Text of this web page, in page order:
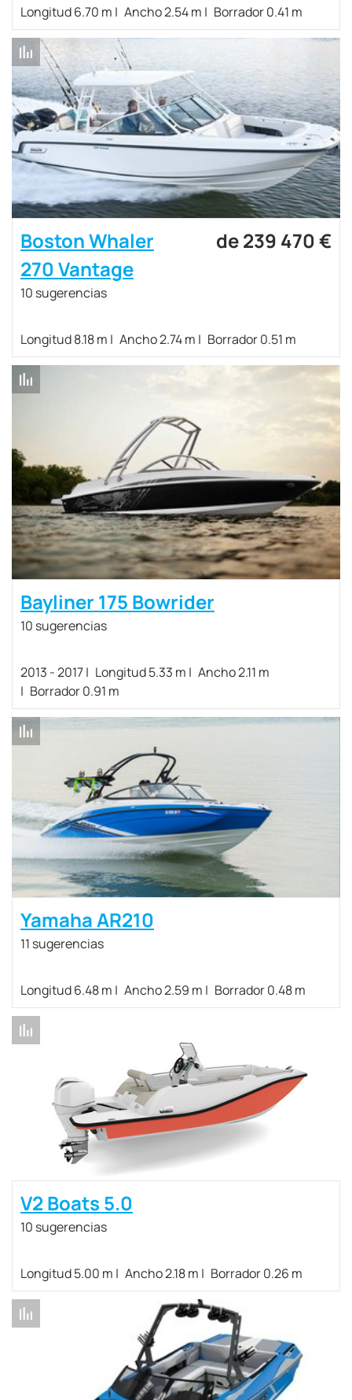
Longitud 6.70 m Ancho 2.54 m Borrador 0.41 m
Boston Whaler
270 Vantage
10 sugerencias
de 239 470 €
Longitud 8.18 m Ancho 2.74 m Borrador 0.51 m
Bayliner 175 Bowrider
10 sugerencias
2013 - 2017 Longitud 5.33 m
Ancho 2.11 m
Borrador 0.91 m
Yamaha AR210
11 sugerencias
Longitud 6.48 m Ancho 2.59 m Borrador 0.48 m
V2 Boats 5.0
10 sugerencias
Longitud 5.00 m Ancho 2.18 m Borrador 0.26 m